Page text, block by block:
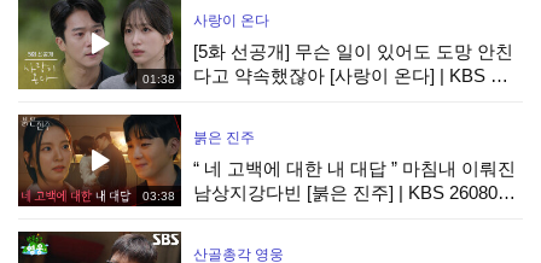
01:38
사랑이 온다
[5화 선공개] 무슨 일이 있어도 도망 안친
다고 약속했잖아 [사랑이 온다] | KBS 방
03:38
붉은 진주
“ 네 고백에 대한 내 대답 ” 마침내 이뤄진
남상지강다빈 [붉은 진주] | KBS 260807
산골총각 영웅